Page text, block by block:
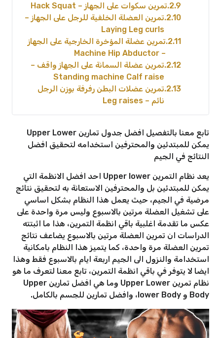
2.9 تمرين سكوات على الجهاز – Hack Squat
2.10 تمرين العضلة الخلفية للرجل على الجهاز –
Laying Leg curls
2.11 تمرين عضلة المؤخرة الخارجية على الجهاز
– Machine Hip Abductor
2.12 تمرين عضلة السمانة على الجهاز واقف –
Standing machine Calf raise
2.13 تمرين عضلات البطن رفرفة بوزن الرجل
نائم – Leg raises
تابع معنا بالتفصيل افضل جدول تمارين Upper Lower
يمكن للمبتدئين والمحترفين استخدامه لتحقيق افضل
النتائج في الجيم
يعد نظام التمرين Upper lower احد افضل الانظمة التي
يمكن للمبتدئين بل والمحترفين الاستعانة به لتحقيق نتائج
مرضية في الجيم، حيث يعمل هذا النظام بشكل اساسي
على تشغيل العضلة مرتين بالاسبوع وليس مرة واحدة على
عكس ما تقدمة اغلبية باقي انظمة التمرين، هذا ما اثبتته
الدراسات ان تمرين العضلة مرتين بالاسبوع يضاعف نتائج
تمرين العضلة مرة واحدة، كما يتميز هذا النظام بامكانية
استخدامة والنزول الى الجيم اربعة ايام بالاسبوع فقط وهذا
ايضا لا يتوفر في باقي انظمة التمرين، تابع معنا لتعرف ما هو
نظام تمرين Upper Lower وما هي افضل تمارين Upper
Body و lower Body، وافضل تمارين للجسم بالكامل.